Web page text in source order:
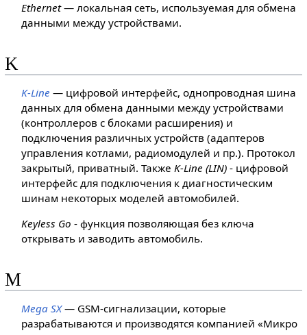
Ethernet— локальная сеть, используемая для обмена
данными между устройствами.
K
K-Line — цифровой интерфейс, однопроводная шина
данных для обмена данными между устройствами
(контроллеров с блоками расширения) и
подключения различных устройств (адаптеров
управления котлами, радиомодулей и пр.). Протокол
закрытый, приватный. ТакжеK-Line (LIN) - цифровой
интерфейс для подключения к диагностическим
шинам некоторых моделей автомобилей.
Keyless Go - функция позволяющая без ключа
открывать и заводить автомобиль.
M
Mega SX— GSM-сигнализации, которые
разрабатываются и производятся компанией «Микро